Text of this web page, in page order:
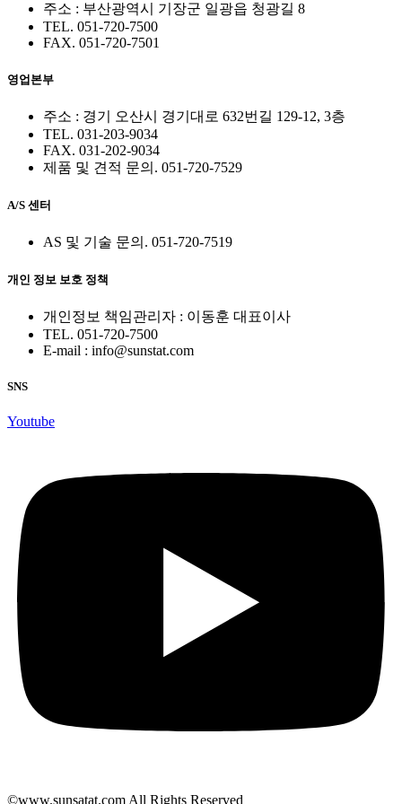
주소 : 부산광역시 기장군 일광읍 청광길 8
TEL. 051-720-7500
FAX. 051-720-7501
영업본부
주소 : 경기 오산시 경기대로 632번길 129-12, 3층
TEL. 031-203-9034
FAX. 031-202-9034
제품 및 견적 문의. 051-720-7529
A/S 센터
AS 및 기술 문의. 051-720-7519
개인 정보 보호 정책
개인정보 책임관리자 : 이동훈 대표이사
TEL. 051-720-7500
E-mail : info@sunstat.com
SNS
Youtube
©www.sunsatat.com All Rights Reserved